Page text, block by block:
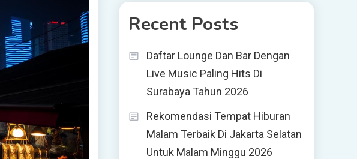
Recent Posts
Daftar Lounge Dan Bar Dengan
Live Music Paling Hits Di
Surabaya Tahun 2026
Rekomendasi Tempat Hiburan
Malam Terbaik Di Jakarta Selatan
Untuk Malam Minggu 2026